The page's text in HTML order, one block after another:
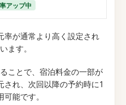
アップ中
率が通常より高く設定され
ます。
ことで、宿泊料金の一部が
され、次回以降の予約時に1
能です。